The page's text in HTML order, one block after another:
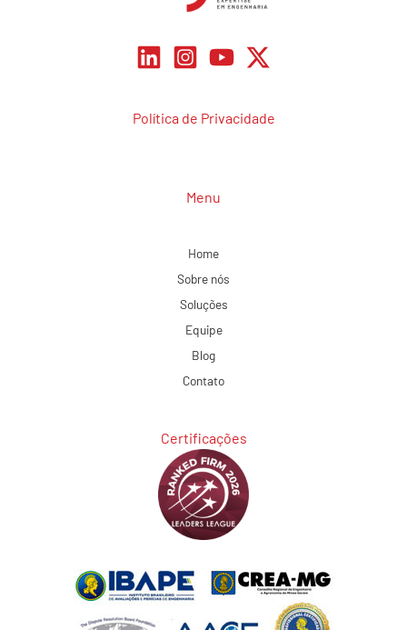
Política de Privacidade
Menu
Home
Sobre nós
Soluções
Equipe
Blog
Contato
Certificações